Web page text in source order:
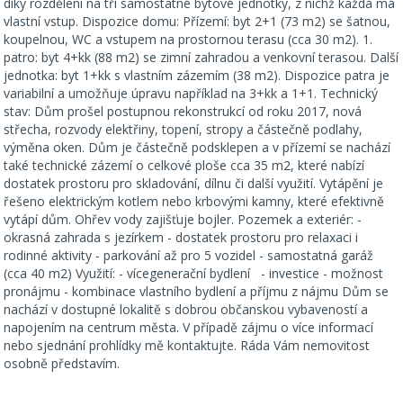
díky rozdělení na tři samostatné bytové jednotky, z nichž každá má
vlastní vstup. Dispozice domu: Přízemí: byt 2+1 (73 m2) se šatnou,
koupelnou, WC a vstupem na prostornou terasu (cca 30 m2). 1.
patro: byt 4+kk (88 m2) se zimní zahradou a venkovní terasou. Další
jednotka: byt 1+kk s vlastním zázemím (38 m2). Dispozice patra je
variabilní a umožňuje úpravu například na 3+kk a 1+1. Technický
stav: Dům prošel postupnou rekonstrukcí od roku 2017, nová
střecha, rozvody elektřiny, topení, stropy a částečně podlahy,
výměna oken. Dům je částečně podsklepen a v přízemí se nachází
také technické zázemí o celkové ploše cca 35 m2, které nabízí
dostatek prostoru pro skladování, dílnu či další využití. Vytápění je
řešeno elektrickým kotlem nebo krbovými kamny, které efektivně
vytápí dům. Ohřev vody zajišťuje bojler. Pozemek a exteriér: -
okrasná zahrada s jezírkem - dostatek prostoru pro relaxaci i
rodinné aktivity - parkování až pro 5 vozidel - samostatná garáž
(cca 40 m2) Využití: - vícegenerační bydlení - investice - možnost
pronájmu - kombinace vlastního bydlení a příjmu z nájmu Dům se
nachází v dostupné lokalitě s dobrou občanskou vybaveností a
napojením na centrum města. V případě zájmu o více informací
nebo sjednání prohlídky mě kontaktujte. Ráda Vám nemovitost
osobně představím.